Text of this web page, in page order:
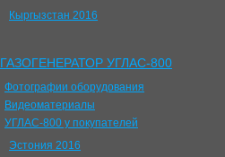
Кыргызстан 2016
ГАЗОГЕНЕРАТОР УГЛАС-800
Фотографии оборудования
Видеоматериалы
УГЛАС-800 у покупателей
Эстония 2016